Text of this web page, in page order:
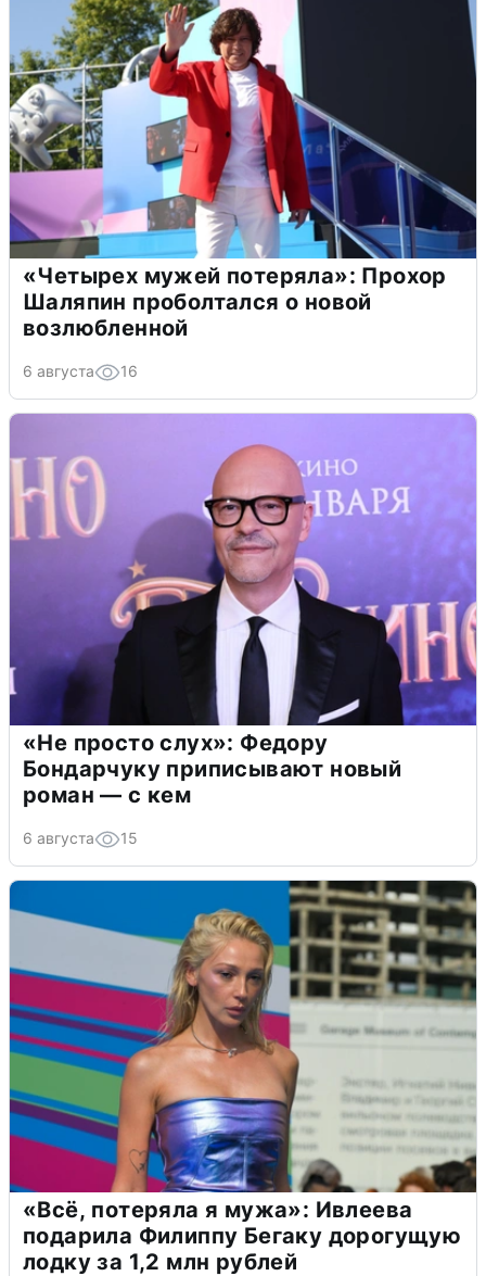
«Четырех мужей потеряла»: Прохор
Шаляпин проболтался о новой
возлюбленной
6 августа 16
«Не просто слух»: Федору
Бондарчуку приписывают новый
роман — с кем
6 августа 15
«Всё, потеряла я мужа»: Ивлеева
подарила Филиппу Бегаку дорогущую
лодку за 1,2 млн рублей